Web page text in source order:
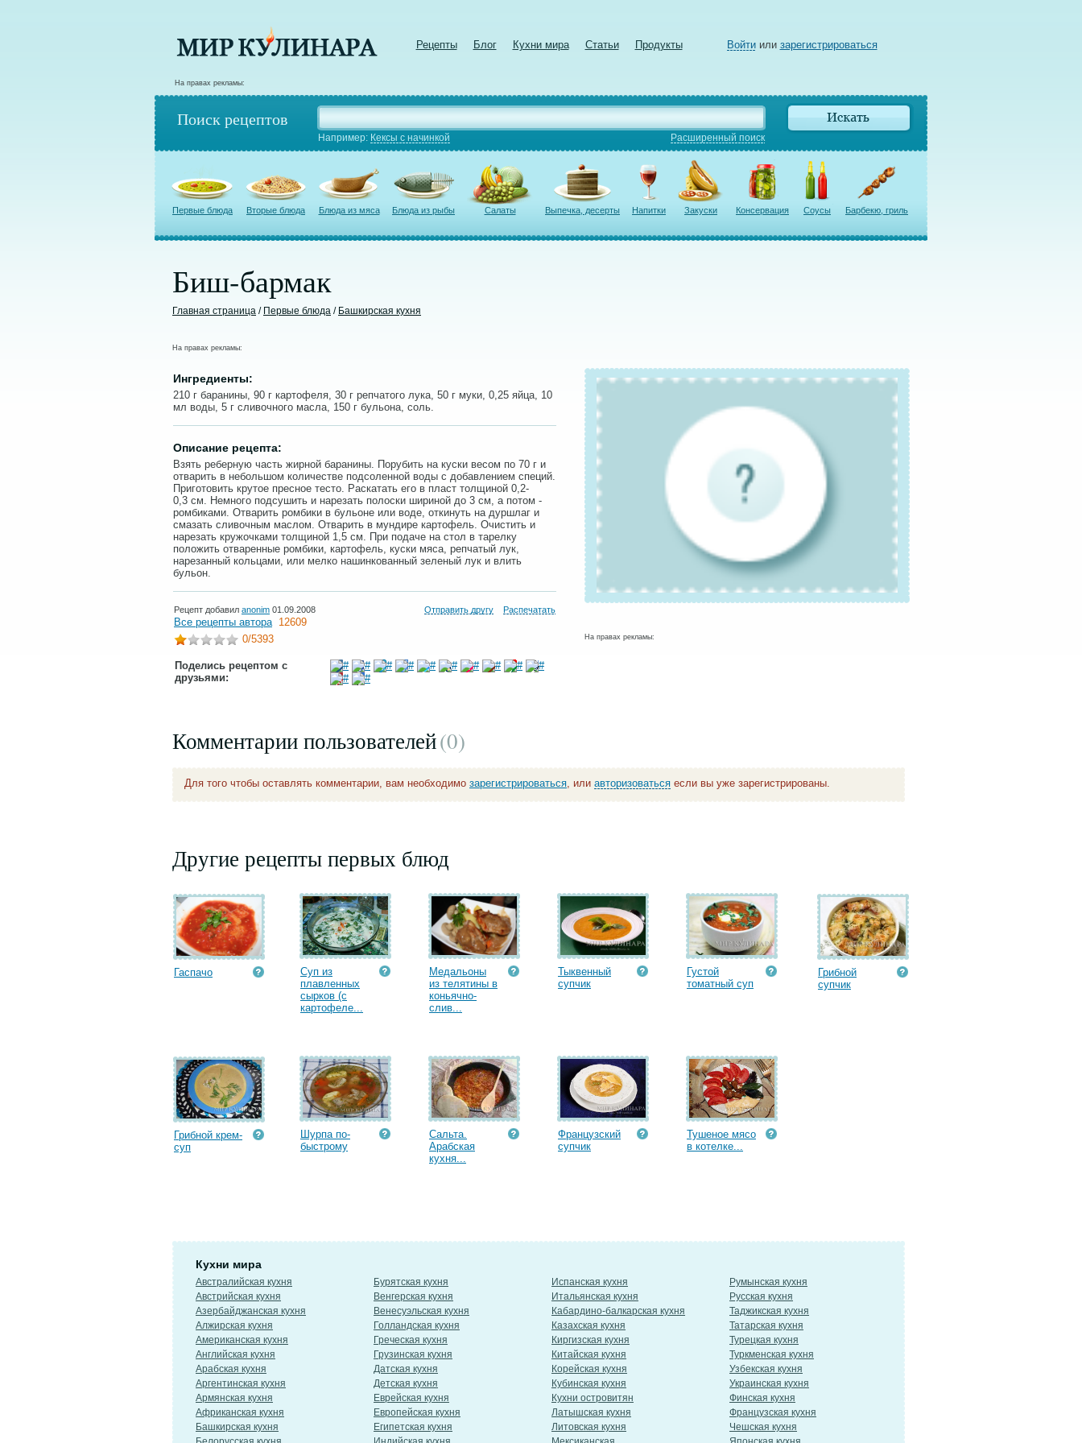
Рецепты Блог Кухни мира Статьи Продукты Войтиили зарегистрироваться
На правах рекламы:
Поиск рецептов
Например: Кексы с начинкой Расширенный поиск
Первые блюда Вторые блюда Блюда из мяса Блюда из рыбы Салаты Выпечка, десерты Напитки Закуски Консервация Соусы Барбекю, гриль
Биш-бармак
Главная страница / Первые блюда / Башкирская кухня
На правах рекламы:
Ингредиенты:
210 г баранины, 90 г картофеля, 30 г репчатого лука, 50 г муки, 0,25 яйца, 10
мл воды, 5 г сливочного масла, 150 г бульона, соль.
Описание рецепта:
Взять реберную часть жирной баранины. Порубить на куски весом по 70 г и
отварить в небольшом количестве подсоленной воды с добавлением специй.
Приготовить крутое пресное тесто. Раскатать его в пласт толщиной 0,2-
0,3 см. Немного подсушить и нарезать полоски шириной до 3 см, а потом -
ромбиками. Отварить ромбики в бульоне или воде, откинуть на дуршлаг и
смазать сливочным маслом. Отварить в мундире картофель. Очистить и
нарезать кружочками толщиной 1,5 см. При подаче на стол в тарелку
положить отваренные ромбики, картофель, куски мяса, репчатый лук,
нарезанный кольцами, или мелко нашинкованный зеленый лук и влить
бульон.
Рецепт добавил anonim 01.09.2008 Отправить другу Распечатать
Все рецепты автора 12609
0/5393
Поделись рецептом с
друзьями:
На правах рекламы:
Комментарии пользователей(0)
Для того чтобы оставлять комментарии, вам необходимо зарегистрироваться, или авторизоваться если вы уже зарегистрированы.
Другие рецепты первых блюд
Гаспачо
Суп из
плавленных
сырков (с
картофеле...
Медальоны
из телятины в
коньячно-
слив...
Тыквенный
супчик
Густой
томатный суп
Грибной
супчик
Грибной крем-
суп
Шурпа по-
быстрому
Сальта.
Арабская
кухня...
Французский
супчик
Тушеное мясо
в котелке...
Кухни мира
Австралийская кухня
Австрийская кухня
Азербайджанская кухня
Алжирская кухня
Американская кухня
Английская кухня
Арабская кухня
Аргентинская кухня
Армянская кухня
Африканская кухня
Башкирская кухня
Бурятская кухня
Венгерская кухня
Венесуэльская кухня
Голландская кухня
Греческая кухня
Грузинская кухня
Датская кухня
Детская кухня
Еврейская кухня
Европейская кухня
Египетская кухня
Испанская кухня
Итальянская кухня
Кабардино-балкарская кухня
Казахская кухня
Киргизская кухня
Китайская кухня
Корейская кухня
Кубинская кухня
Кухни островитян
Латышская кухня
Литовская кухня
Румынская кухня
Русская кухня
Таджикская кухня
Татарская кухня
Турецкая кухня
Туркменская кухня
Узбекская кухня
Украинская кухня
Финская кухня
Французская кухня
Чешская кухня